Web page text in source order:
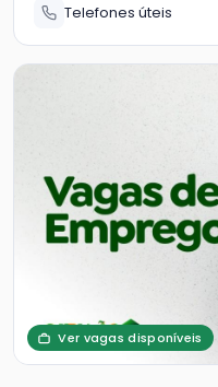
Telefones úteis
Ver vagas disponíveis